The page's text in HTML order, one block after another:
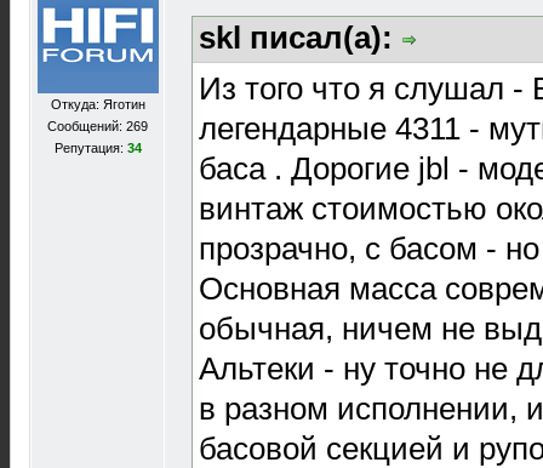
Откуда: Яготин
Сообщений: 269
Репутация: 34
skl писал(а):
Из того что я слушал -
легендарные 4311 -
баса . Дорогие jbl -
винтаж стоимостью
прозрачно, с басом -
Основная масса
обычная, ничем не
Альтеки - ну точно не
в разном исполнении,
басовой секцией и